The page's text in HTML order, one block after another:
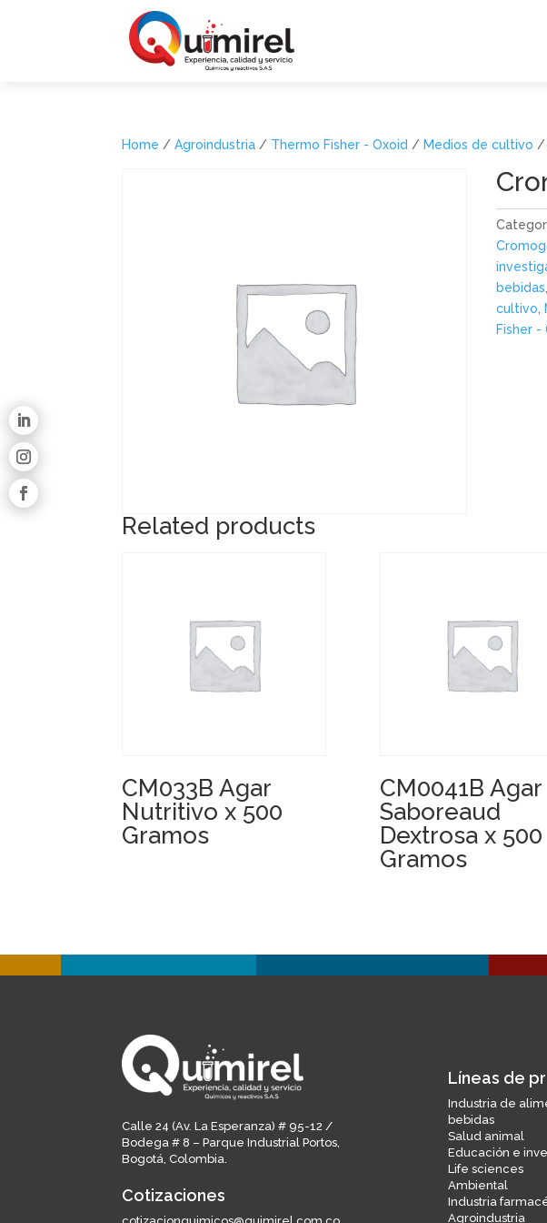
Home /Agroindustria / Thermo Fisher - Oxoid / Medios de cultivo
bebidas
cultivo
Fisher -
Related products
CM033B Agar
Nutritivo x 500
Gramos
CM0041B Agar
Saboreaud
Dextrosa x 500
Gramos
Calle 24 (Av. La Esperanza) # 95-12 /
Bodega # 8 – Parque Industrial Portos,
Bogotá, Colombia.
Cotizaciones
Líneas de
Industria de
bebidas
Salud animal
Educación e
Life sciences
Ambiental
Industria
Agroindustria